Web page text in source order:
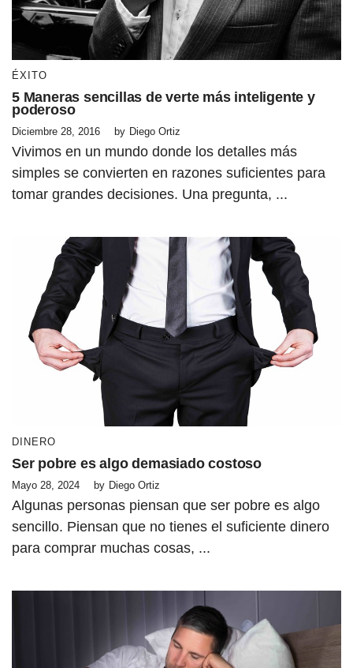
ÉXITO
5 Maneras sencillas de verte más inteligente y
poderoso
Diciembre 28, 2016 by Diego Ortiz
Vivimos en un mundo donde los detalles más
simples se convierten en razones suficientes para
tomar grandes decisiones. Una pregunta, ...
DINERO
Ser pobre es algo demasiado costoso
Mayo 28, 2024 by Diego Ortiz
Algunas personas piensan que ser pobre es algo
sencillo. Piensan que no tienes el suficiente dinero
para comprar muchas cosas, ...